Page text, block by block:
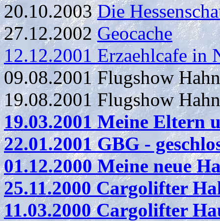
20.10.2003Die
27.12.2002Geocache
12.12.2001 Erzaehlcafe in
09.08.2001 Flugshow
19.08.2001 Flugshow
19.03.2001 Meine Eltern
22.01.2001 GBG -
01.12.2000 Meine neue
25.11.2000 Cargolifter
11.03.2000 Cargolifter